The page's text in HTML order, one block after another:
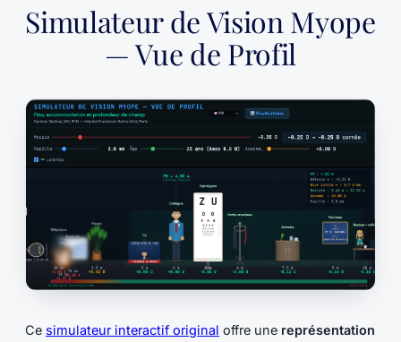
Simulateur de Vision Myope
— Vue de Profil
Ce simulateur interactif original offre une représentation